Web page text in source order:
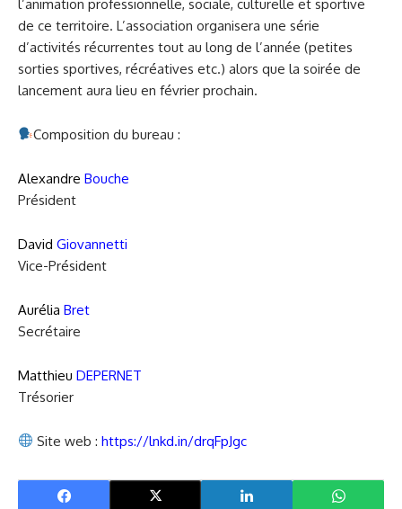
l’animation professionnelle, sociale, culturelle et sportive
de ce territoire. L’association organisera une série
d’activités récurrentes tout au long de l’année (petites
sorties sportives, récréatives etc.) alors que la soirée de
lancement aura lieu en février prochain.
Composition du bureau :
Alexandre Bouche
Président
David Giovannetti
Vice-Président
Aurélia Bret
Secrétaire
Matthieu DEPERNET
Trésorier
Site web :https://lnkd.in/drqFpJgc